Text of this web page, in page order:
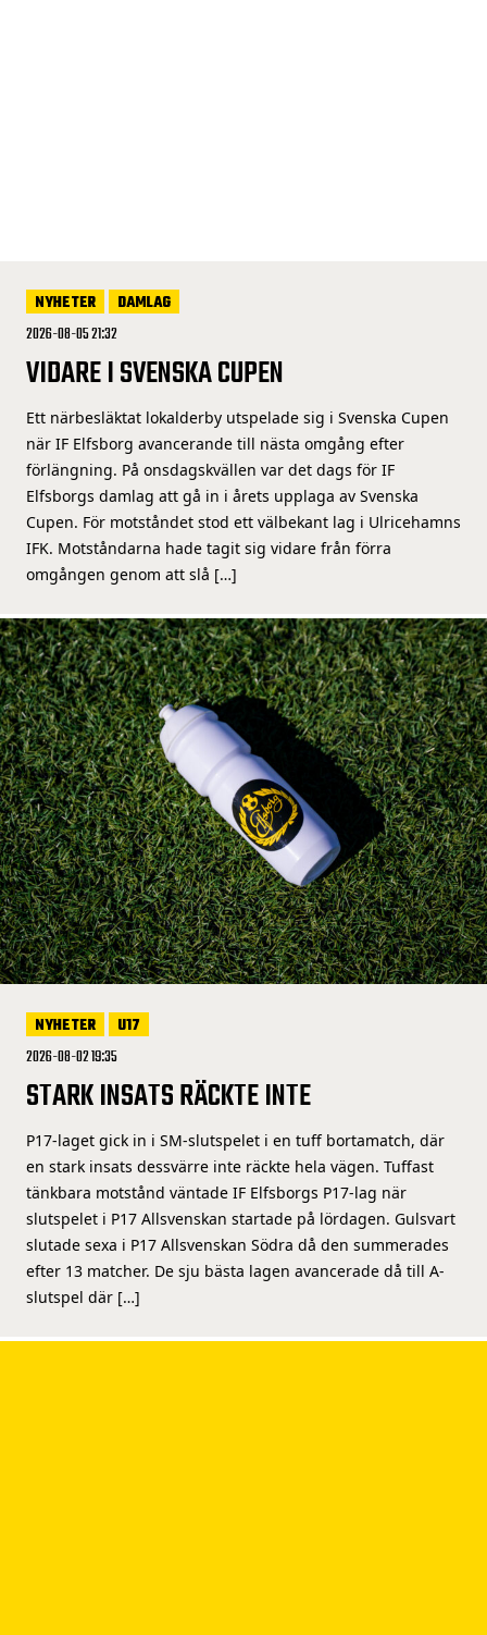
NYHETER DAMLAG
2026-08-05 21:32
VIDARE I SVENSKA CUPEN
Ett närbesläktat lokalderby utspelade sig i Svenska Cupen
när IF Elfsborg avancerande till nästa omgång efter
förlängning. På onsdagskvällen var det dags för IF
Elfsborgs damlag att gå in i årets upplaga av Svenska
Cupen. För motståndet stod ett välbekant lag i Ulricehamns
IFK. Motståndarna hade tagit sig vidare från förra
omgången genom att slå […]
NYHETER U17
2026-08-02 19:35
STARK INSATS RÄCKTE INTE
P17-laget gick in i SM-slutspelet i en tuff bortamatch, där
en stark insats dessvärre inte räckte hela vägen. Tuffast
tänkbara motstånd väntade IF Elfsborgs P17-lag när
slutspelet i P17 Allsvenskan startade på lördagen. Gulsvart
slutade sexa i P17 Allsvenskan Södra då den summerades
efter 13 matcher. De sju bästa lagen avancerade då till A-
slutspel där […]